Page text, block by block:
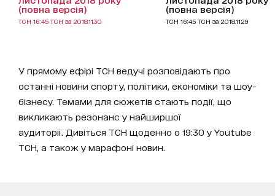
(повна версія)
ТСН 16:45 ТСН за 2018.11.30
(повна версія)
ТСН 16:45 ТСН за 2018.11.29
У прямому ефірі ТСН ведучі розповідають про
останні новини спорту, політики, економіки та шоу-
бізнесу. Темами для сюжетів стають події, що
викликають резонанс у найширшої
аудиторії. Дивіться ТСН щоденно о 19:30 у Youtube
ТСН, а також у марафоні новин.